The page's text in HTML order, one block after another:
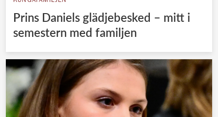
Prins Daniels glädjebesked – mitt i
semestern med familjen